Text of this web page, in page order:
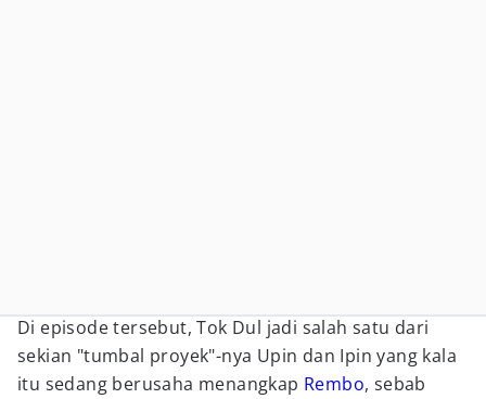
Di episode tersebut, Tok Dul jadi salah satu dari
sekian "tumbal proyek"-nya Upin dan Ipin yang kala
itu sedang berusaha menangkap Rembo, sebab